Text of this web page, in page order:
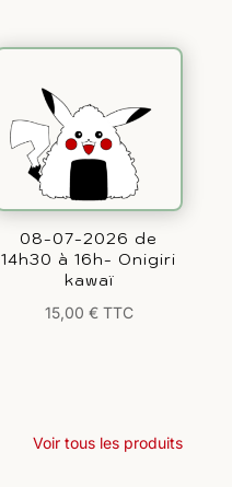
08-07-2026 de
14h30 à 16h- Onigiri
kawaï
15,00 € TTC
Voir tous les produits